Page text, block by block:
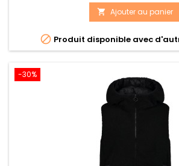
 Ajouter au panier
 Produit disponible avec
-30%